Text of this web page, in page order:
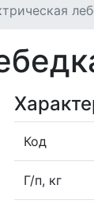
Код
Г/п, кг